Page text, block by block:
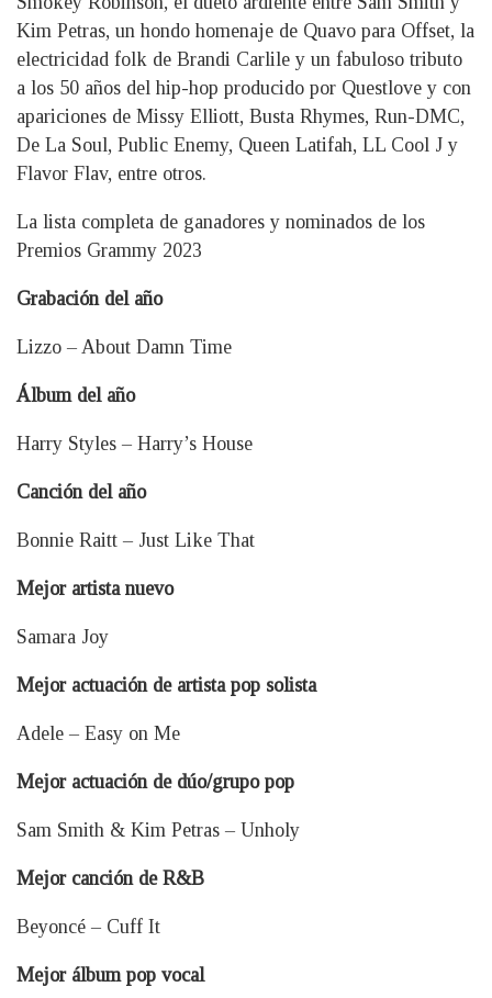
Kim Petras, un hondo homenaje de Quavo para Offset, la
electricidad folk de Brandi Carlile y un fabuloso tributo
a los 50 años del hip-hop producido por Questlove y con
apariciones de Missy Elliott, Busta Rhymes, Run-DMC,
De La Soul, Public Enemy, Queen Latifah, LL Cool J y
Flavor Flav, entre otros.
La lista completa de ganadores y nominados de los
Premios Grammy 2023
Grabación del año
Lizzo – About Damn Time
Álbum del año
Harry Styles – Harry’s House
Canción del año
Bonnie Raitt – Just Like That
Mejor artista nuevo
Samara Joy
Mejor actuación de artista pop solista
Adele – Easy on Me
Mejor actuación de dúo/grupo pop
Sam Smith & Kim Petras – Unholy
Mejor canción de R&B
Beyoncé – Cuff It
Mejor álbum pop vocal